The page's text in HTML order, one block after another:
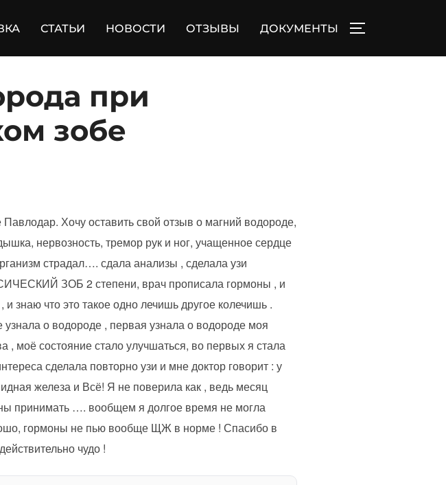
СТАТЬИ НОВОСТИ ОТЗЫВЫ ДОКУМЕНТЫ
при
зобе
Хочу оставить свой отзыв о магний водороде,
нервозность, тремор рук и ног, учащенное сердце
страдал…. сдала анализы , сделала узи
ЗОБ 2 степени, врач прописала гормоны , и
знаю что это такое одно лечишь другое колечишь .
о водороде , первая узнала о водороде моя
моё состояние стало улучшаться, во первых я стала
сделала повторно узи и мне доктор говорит : у
железа и Всё! Я не поверила как , ведь месяц
принимать …. вообщем я долгое время не могла
гормоны не пью вообще ЩЖ в норме ! Спасибо в
чудо !